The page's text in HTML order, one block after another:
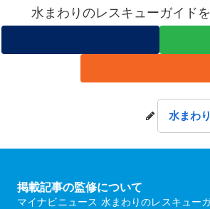
水まわりのレスキューガイド
水まわ
掲載記事の監修について
マイナビニュース 水まわりのレスキュー